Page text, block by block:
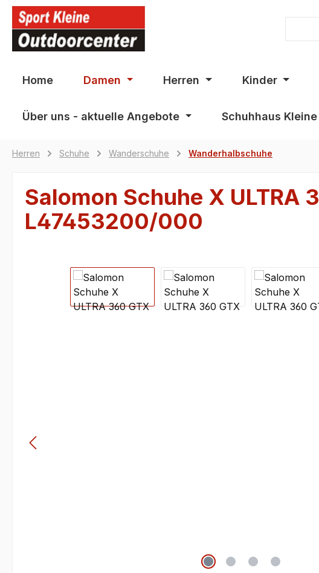
Zur Hauptnavigation springen
Home Damen Herren Kinder
Über uns - aktuelle Angebote Schuhhaus
Herren Schuhe Wanderschuhe Wanderhalbschuhe
Salomon Schuhe X ULTRA
L47453200/000
Bildergalerie überspringen